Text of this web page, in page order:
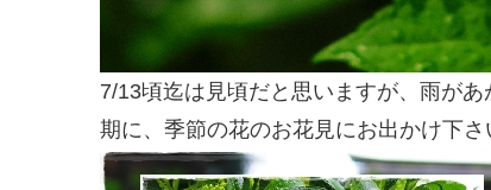
7/13頃迄は見頃だと思いますが、雨が
期に、季節の花のお花見にお出かけ下さ